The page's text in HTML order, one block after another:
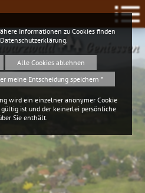
Geniessen
Informationen zu Cookies finden
Datenschutzerklärung
Alle Cookies ablehnen
meine Entscheidung speichern *
wird ein einzelner anonymer Cookie
gültig ist und der keinerlei persönliche
Sie enthält.